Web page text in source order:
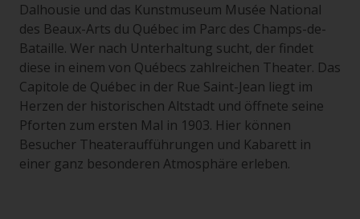
Dalhousie und das Kunstmuseum Musée National
des Beaux-Arts du Québec im Parc des Champs-de-
Bataille. Wer nach Unterhaltung sucht, der findet
diese in einem von Québecs zahlreichen Theater. Das
Capitole de Québec in der Rue Saint-Jean liegt im
Herzen der historischen Altstadt und öffnete seine
Pforten zum ersten Mal in 1903. Hier können
Besucher Theateraufführungen und Kabarett in
einer ganz besonderen Atmosphäre erleben.